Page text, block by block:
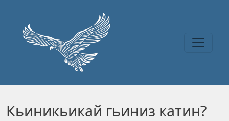
Кьиникьикай гьиниз катин?